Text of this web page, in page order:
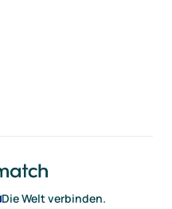
Die Welt verbinden.